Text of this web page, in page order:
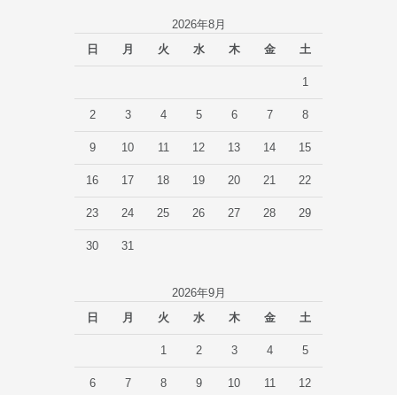
2026年8月
日
月 火 水 木 金 土
1
2 3 4 5 6 7 8
9 10 11 12 13 14 15
16 17 18 19 20 21 22
23 24 25 26 27 28 29
30 31
2026年9月
日
月 火 水 木 金 土
1 2 3 4 5
6 7 8 9 10 11 12